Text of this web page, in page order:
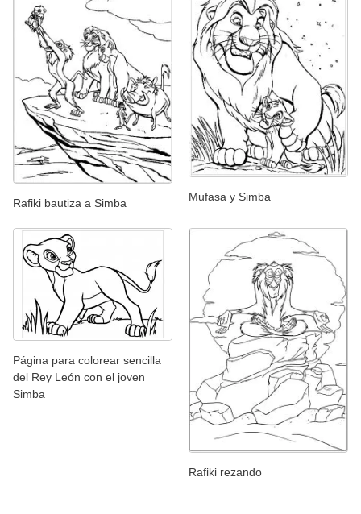
Rafiki bautiza a Simba Mufasa y Simba
Página para colorear sencilla
del Rey León con el joven
Simba
Rafiki rezando